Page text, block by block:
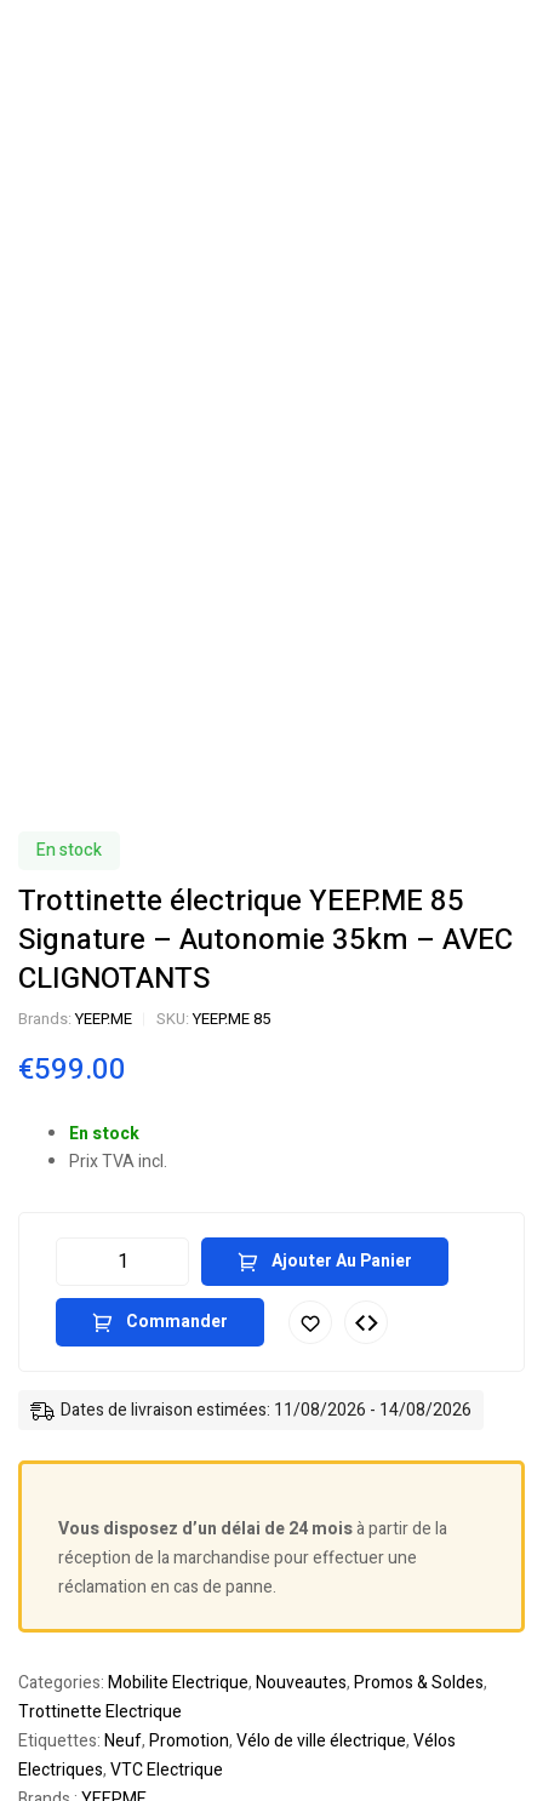
En stock
Trottinette électrique YEEP.ME 85
Signature – Autonomie 35km – AVEC
CLIGNOTANTS
Brands:YEEP.ME SKU:YEEP.ME 85
€599.00
En stock
Prix TVA incl.
Ajouter Au Panier
Commander
Dates de livraison estimées: 11/08/2026 - 14/08/2026
Vous disposez d’un délai de 24 moisà partir de la
réception de la marchandise pour effectuer une
réclamation en cas de panne.
Categories:Mobilite Electrique,Nouveautes,Promos & Soldes,
Trottinette Electrique
Etiquettes:Neuf,Promotion,Vélo de ville électrique,Vélos
Electriques,VTC Electrique